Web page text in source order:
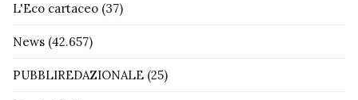
L'Eco cartaceo (37)
News (42.657)
PUBBLIREDAZIONALE (25)